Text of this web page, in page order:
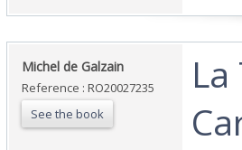
‎Michel de Galzain‎
Reference : RO20027235
See the book